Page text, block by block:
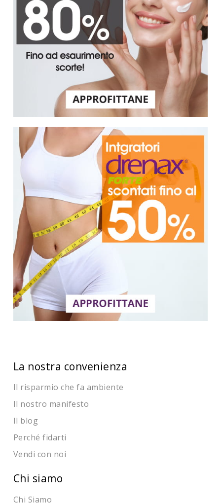
La nostra convenienza
Il risparmio che fa ambiente
Il nostro manifesto
Il blog
Perché fidarti
Vendi con noi
Chi siamo
Chi Siamo